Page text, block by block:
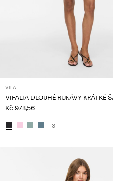
VILA
VIFALIA DLOUHÉ RUKÁVY KRÁTKÉ
Kč 978,56
+3